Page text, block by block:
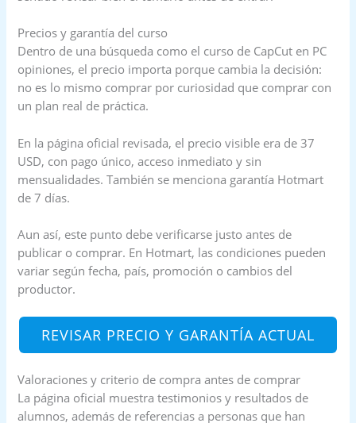
Precios y garantía del curso
Dentro de una búsqueda como el curso de CapCut en PC
opiniones, el precio importa porque cambia la decisión:
no es lo mismo comprar por curiosidad que comprar con
un plan real de práctica.
En la página oficial revisada, el precio visible era de 37
USD, con pago único, acceso inmediato y sin
mensualidades. También se menciona garantía Hotmart
de 7 días.
Aun así, este punto debe verificarse justo antes de
publicar o comprar. En Hotmart, las condiciones pueden
variar según fecha, país, promoción o cambios del
productor.
REVISAR PRECIO Y GARANTÍA ACTUAL
Valoraciones y criterio de compra antes de comprar
La página oficial muestra testimonios y resultados de
alumnos, además de referencias a personas que han